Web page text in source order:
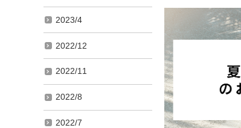
2023/4
2022/12
2022/11
2022/8
2022/7